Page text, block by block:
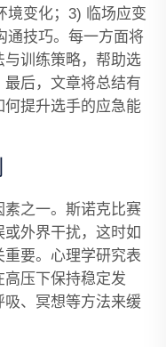
境变化；3) 临场应变
通技巧。每一方面将
训练策略，帮助选
后，文章将总结有
提升选手的应急能
之一。斯诺克比赛
外界干扰，这时如
要。心理学研究表
压下保持稳定发
、冥想等方法来缓